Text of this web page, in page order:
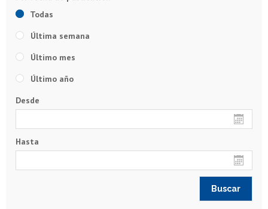
Todas
Última semana
Último mes
Último año
Desde
Hasta